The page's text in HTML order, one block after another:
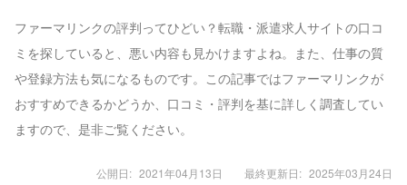
ファーマリンクの評判ってひどい？転職・派遣求人サイトの口コ
ミを探していると、悪い内容も見かけますよね。また、仕事の質
や登録方法も気になるものです。この記事ではファーマリンクが
おすすめできるかどうか、口コミ・評判を基に詳しく調査してい
ますので、是非ご覧ください。
公開日: 2021年04月13日 最終更新日: 2025年03月24日